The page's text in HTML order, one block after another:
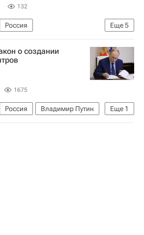
132
Еще5
Россия
Совет Федерации РФ
о создании
1675
Еще 1
Россия
Владимир Путин